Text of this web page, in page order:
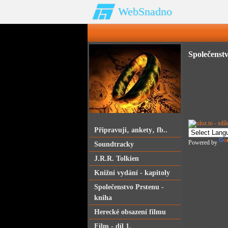
WebSnadno
Připravuji‚ ankety‚ fb..
Soundtracky
J.R.R. Tolkien
Knižní vydání - kapitoly
Společenstvo Prstenu -
kniha
Herecké obsazení filmu
Film - díl 1.
Powered by